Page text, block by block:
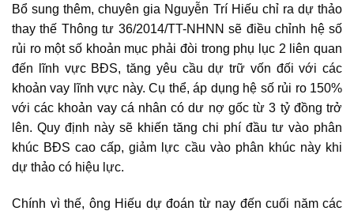
Bổ sung thêm, chuyên gia Nguyễn Trí Hiếu chỉ ra dự thảo
thay thế Thông tư 36/2014/TT-NHNN sẽ điều chỉnh hệ số
rủi ro một số khoản mục phải đòi trong phụ lục 2 liên quan
đến lĩnh vực BĐS, tăng yêu cầu dự trữ vốn đối với các
khoản vay lĩnh vực này. Cụ thể, áp dụng hệ số rủi ro 150%
với các khoản vay cá nhân có dư nợ gốc từ 3 tỷ đồng trở
lên. Quy định này sẽ khiến tăng chi phí đầu tư vào phân
khúc BĐS cao cấp, giảm lực cầu vào phân khúc này khi
dự thảo có hiệu lực.
Chính vì thế, ông Hiếu dự đoán từ nay đến cuối năm các